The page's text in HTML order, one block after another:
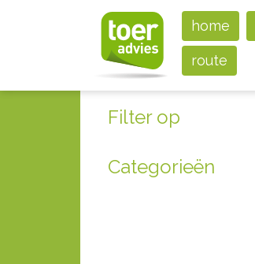
home
route
Filter op
Categorieën